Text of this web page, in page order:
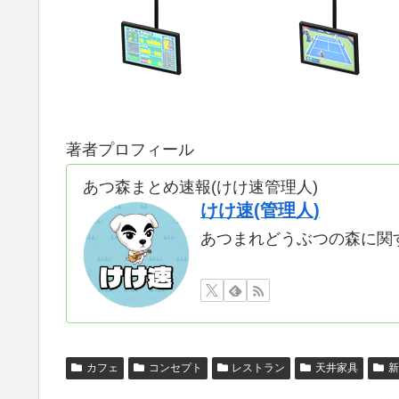
著者プロフィール
あつ森まとめ速報(けけ速管理人)
けけ速(管理人)
あつまれどうぶつの森に
カフェ コンセプト レストラン 天井家具